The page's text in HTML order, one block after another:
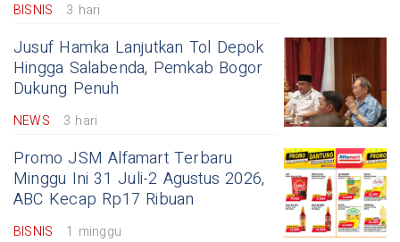
BISNIS 3 hari
Jusuf Hamka Lanjutkan Tol Depok
Hingga Salabenda, Pemkab Bogor
Dukung Penuh
NEWS 3 hari
Promo JSM Alfamart Terbaru
Minggu Ini 31 Juli-2 Agustus 2026,
ABC Kecap Rp17 Ribuan
BISNIS 1 minggu